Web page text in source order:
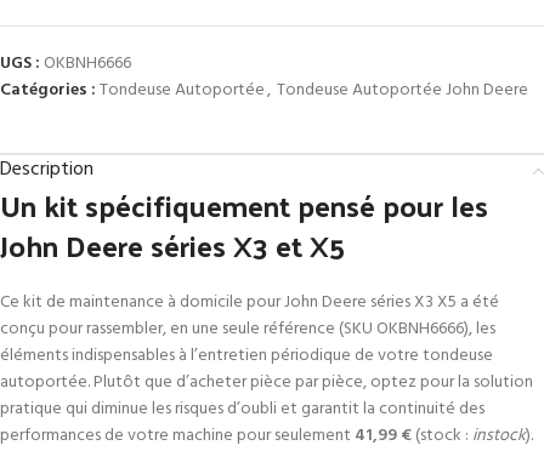
UGS : OKBNH6666
Catégories :Tondeuse Autoportée, Tondeuse Autoportée John Deere
Description
Un kit spécifiquement pensé pour les
John Deere séries X3 et X5
Ce kit de maintenance à domicile pour John Deere séries X3 X5 a été
conçu pour rassembler, en une seule référence (SKU OKBNH6666), les
éléments indispensables à l’entretien périodique de votre tondeuse
autoportée. Plutôt que d’acheter pièce par pièce, optez pour la solution
pratique qui diminue les risques d’oubli et garantit la continuité des
performances de votre machine pour seulement 41,99 €(stock : instock).